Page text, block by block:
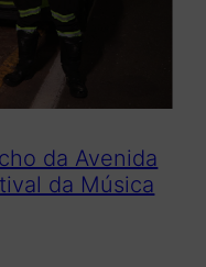
da Avenida
da Música